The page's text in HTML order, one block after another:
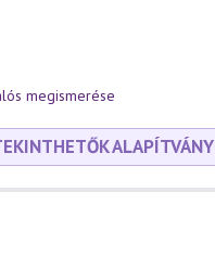
megismerése